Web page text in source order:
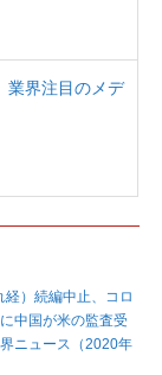
業界注目のメデ
）続編中止、コロ
中国が米の監査受
ニュース（2020年